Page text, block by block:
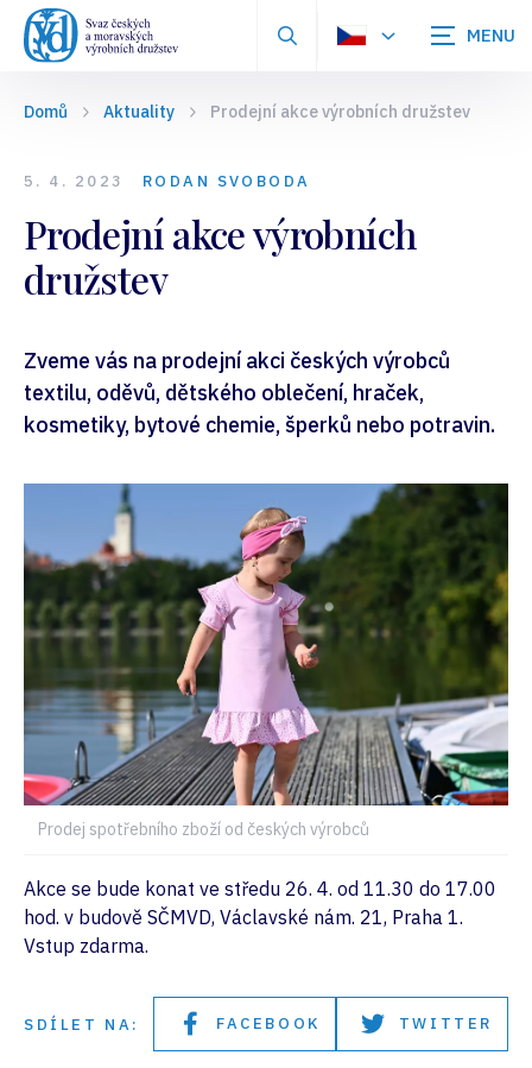
Zobrazit
Domů Aktuality Prodejní akce výrobních družstev
5. 4. 2023 RODAN SVOBODA
Prodejní akce výrobních
družstev
Zveme vás na prodejní akci českých výrobců
textilu, oděvů, dětského oblečení, hraček,
kosmetiky, bytové chemie, šperků nebo potravin.
Prodej spotřebního zboží od českých výrobců
Akce se bude konat ve středu 26. 4. od 11.30 do 17.00
hod. v budově SČMVD, Václavské nám. 21, Praha 1.
Vstup zdarma.
SDÍLET NA: FACEBOOK TWITTER